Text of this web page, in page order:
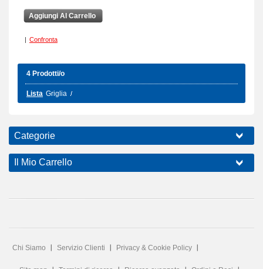
Aggiungi Al Carrello
| Confronta
4 Prodotti/o
Lista Griglia
Categorie
Il Mio Carrello
Chi Siamo Servizio Clienti Privacy & Cookie Policy